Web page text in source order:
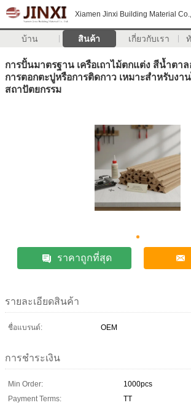
Xiamen Jinxi Building Material
บ้าน สินค้า เกี่ยวกับเรา
การปั้นมาตรฐาน เครือเถาไม้ตกแต่ง สีน้ำตา
การตอกตะปูหรือการติดกาว เหมาะสำหรับงา
สถาปัตยกรรม
ราคาถูกที่สุด
รายละเอียดสินค้า
ชื่อแบรนด์: OEM
การชำระเงิน
Min Order:
1000pcs
Payment Terms:
TT